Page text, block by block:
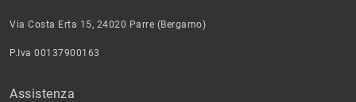
Via Costa Erta 15, 24020 Parre (Bergamo)
P.Iva 00137900163
Assistenza